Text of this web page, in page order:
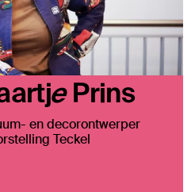
Prins
en decorontwerper
Teckel